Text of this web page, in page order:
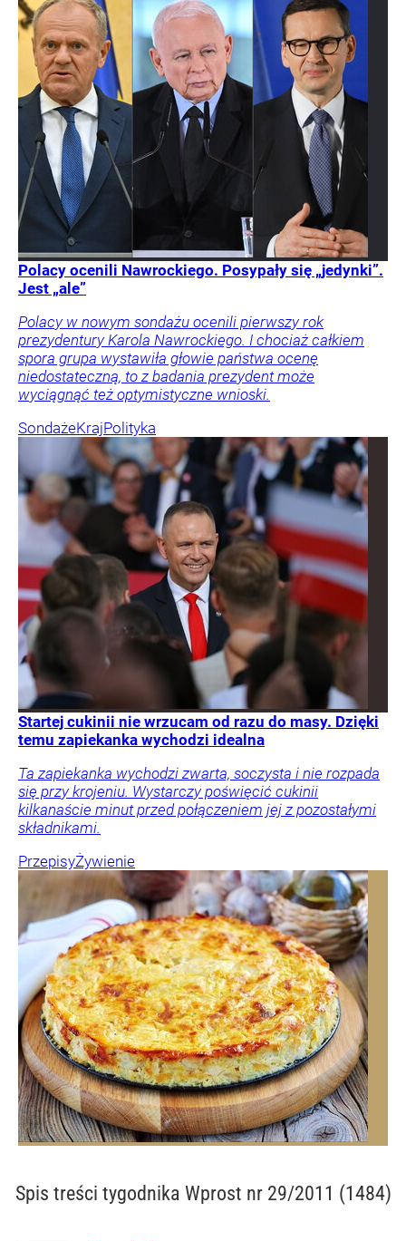
Polacy ocenili Nawrockiego. Posypały się „jedynki”.
Jest „ale”
Polacy w nowym sondażu ocenili pierwszy rok
prezydentury Karola Nawrockiego. I chociaż całkiem
spora grupa wystawiła głowie państwa ocenę
niedostateczną, to z badania prezydent może
wyciągnąć też optymistyczne wnioski.
SondażeKrajPolityka
Startej cukinii nie wrzucam od razu do masy. Dzięki
temu zapiekanka wychodzi idealna
Ta zapiekanka wychodzi zwarta, soczysta i nie rozpada
się przy krojeniu. Wystarczy poświęcić cukinii
kilkanaście minut przed połączeniem jej z pozostałymi
składnikami.
PrzepisyŻywienie
Spis treści tygodnika Wprost nr 29/2011 (1484)